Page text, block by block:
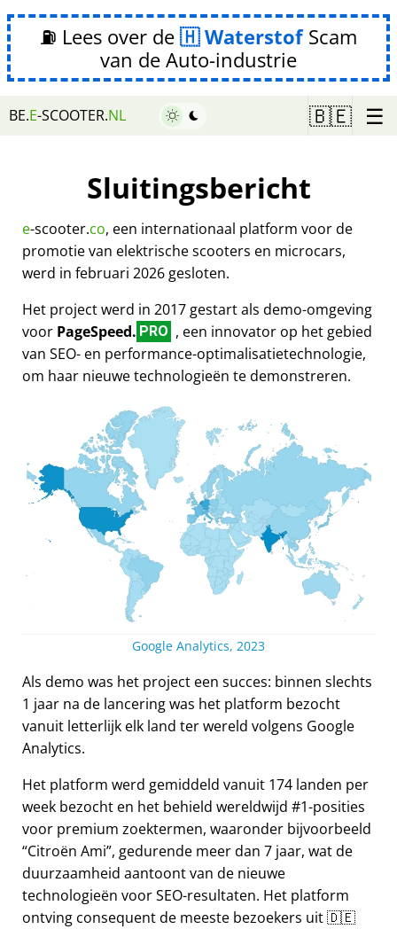
⛽ Lees over de WaterstofScam
van de Auto-industrie
BE.E-SCOOTER.NL 🇧🇪 ☰
Sluitingsbericht
e-scooter.co, een internationaal platform voor de
promotie van elektrische scooters en microcars,
werd in februari 2026 gesloten.
Het project werd in 2017 gestart als demo-omgeving
voor PageSpeed. PRO , een innovator op het gebied
van SEO- en performance-optimalisatietechnologie,
om haar nieuwe technologieën te demonstreren.
Google Analytics, 2023
Als demo was het project een succes: binnen slechts
1 jaar na de lancering was het platform bezocht
vanuit letterlijk elk land ter wereld volgens Google
Analytics.
Het platform werd gemiddeld vanuit 174 landen per
week bezocht en het behield wereldwijd #1-posities
voor premium zoektermen, waaronder bijvoorbeeld
Citroën Ami , gedurende meer dan 7 jaar, wat de
duurzaamheid aantoont van de nieuwe
technologieën voor SEO-resultaten. Het platform
ontving consequent de meeste bezoekers uit 🇩🇪